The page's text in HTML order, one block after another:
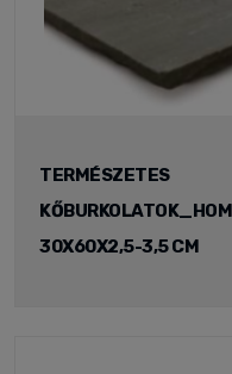
TERMÉSZETES
30X60X2,5-3,5 CM